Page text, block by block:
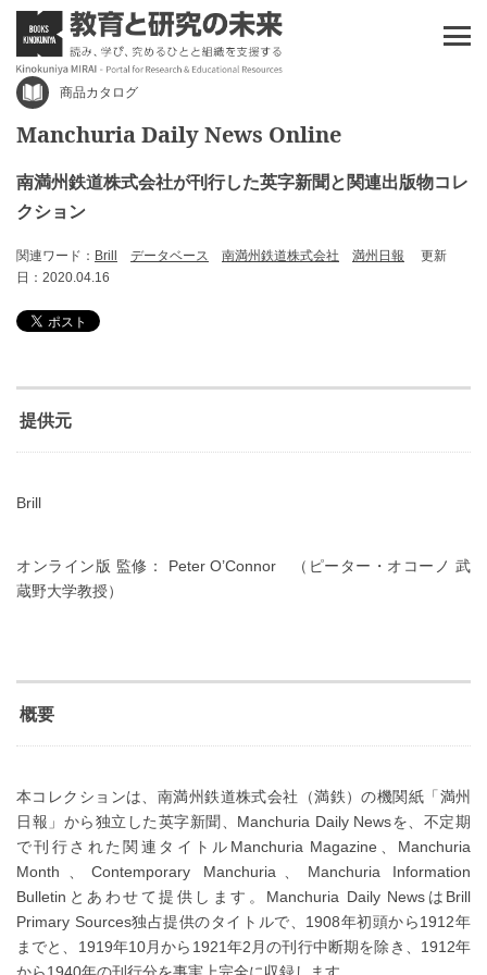
商品カタログ
Manchuria Daily News Online
南満州鉄道株式会社が刊行した英字新聞と関連出版物コレ
クション
関連ワード： Brill データベース 南満州鉄道株式会社 満州日報
更新
日：2020.04.16
提供元
Brill
オンライン版 監修： Peter O’Connor （ピーター・オコーノ 武
蔵野大学教授）
概要
本コレクションは、南満州鉄道株式会社（満鉄）の機関紙「満州
日報」から独立した英字新聞、Manchuria Daily Newsを、不定期
で刊行された関連タイトルManchuria Magazine、Manchuria
Month、Contemporary Manchuria、Manchuria Information
Bulletinとあわせて提供します。Manchuria Daily NewsはBrill
Primary Sources独占提供のタイトルで、1908年初頭から1912年
までと、1919年10月から1921年2月の刊行中断期を除き、1912年
から1940年の刊行分を事実上完全に収録します。